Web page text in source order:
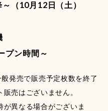
（10月12日（土）
プン時間～
発売で販売予定枚数を終了
売はございません。
異なる場合がございま